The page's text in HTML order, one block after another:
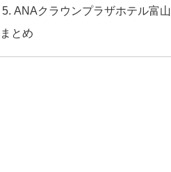
ANAクラウンプラザホテル富山
まとめ